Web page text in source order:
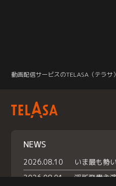
動画配信サービスのTELASA（テラサ）
NEWS
2026.08.10
2026.08.01